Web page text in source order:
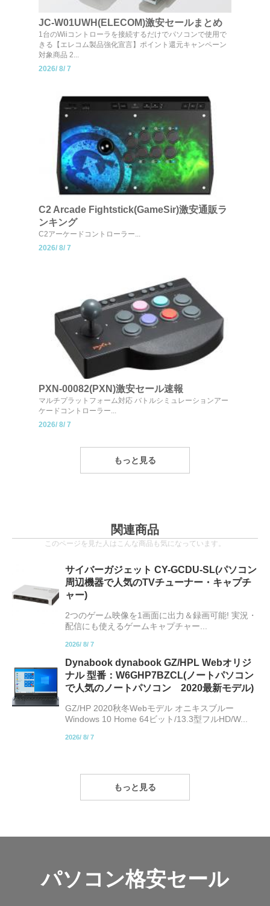
JC-W01UWH(ELECOM)激安セールまとめ
1台のWiiコントローラを接続するだけでパソコンで使用で
きる【エレコム製品強化宣言】ポイント還元キャンペーン
対象商品 2...
2026/ 8/ 7
C2 Arcade Fightstick(GameSir)激安通販ラ
ンキング
C2アーケードコントローラー...
2026/ 8/ 7
PXN-00082(PXN)激安セール速報
マルチプラットフォーム対応 バトルシミュレーションアー
ケードコントローラー...
2026/ 8/ 7
もっと見る
関連商品
このページを見た人はこんな商品も気になっています。
サイバーガジェット CY-GCDU-SL(パソコン
周辺機器で人気のTVチューナー・キャプチ
ャー)
2つのゲーム映像を1画面に出力＆録画可能! 実況・
配信にも使えるゲームキャプチャー...
2026/8/7
Dynabook dynabook GZ/HPL Webオリジ
ナル 型番：W6GHP7BZCL(ノートパソコン
で人気のノートパソコン 2020最新モデル)
GZ/HP 2020秋冬Webモデル オニキスブルー
Windows 10 Home 64ビット/13.3型フルHD/W...
2026/8/7
もっと見る
パソコン格安セール